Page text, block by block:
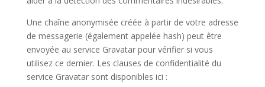
Une chaîne anonymisée créée à partir de votre adresse
de messagerie (également appelée hash) peut être
envoyée au service Gravatar pour vérifier si vous
utilisez ce dernier. Les clauses de confidentialité du
service Gravatar sont disponibles ici :